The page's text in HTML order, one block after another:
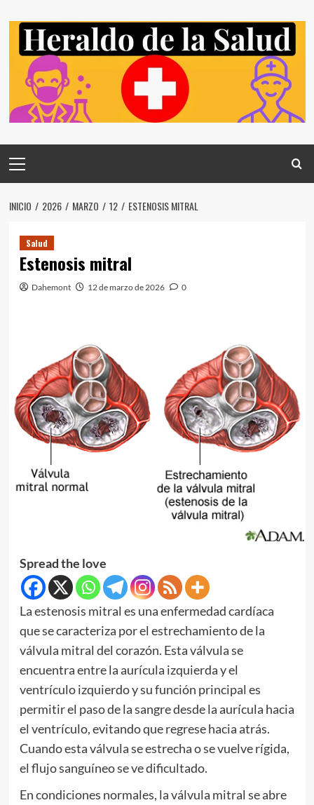
contenido
principal
INICIO 2026 MARZO 12 ESTENOSIS MITRAL
Salud
Estenosis mitral
Dahemont 12 de marzo de 2026 0
Spread the love
La estenosis mitral es una enfermedad cardíaca
que se caracteriza por el estrechamiento de la
válvula mitral del corazón. Esta válvula se
encuentra entre la aurícula izquierda y el
ventrículo izquierdo y su función principal es
permitir el paso de la sangre desde la aurícula hacia
el ventrículo, evitando que regrese hacia atrás.
Cuando esta válvula se estrecha o se vuelve rígida,
el flujo sanguíneo se ve dificultado.
En condiciones normales, la válvula mitral se abre